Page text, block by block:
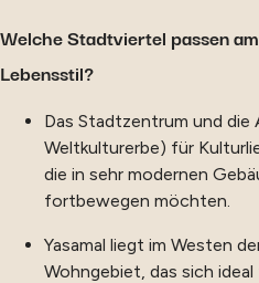
Welche Stadtviertel passen
Lebensstil?
Das Stadtzentrum und
Weltkulturerbe) für
die in sehr modernen
fortbewegen möchten.
Yasamal liegt im Westen
Wohngebiet, das sich